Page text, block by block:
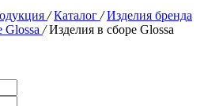
/ Каталог / Изделия бренда
Glossa / Изделия в сборе Glossa